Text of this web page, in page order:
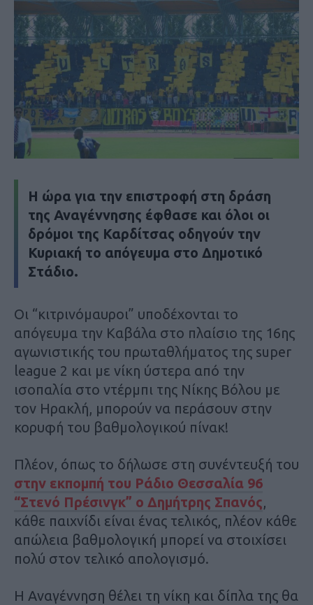
H ώρα για την επιστροφή στη δράση
της Αναγέννησης έφθασε και όλοι οι
δρόμοι της Καρδίτσας οδηγούν την
Κυριακή το απόγευμα στο Δημοτικό
Στάδιο.
Οι “κιτρινόμαυροι” υποδέχονται το
απόγευμα την Καβάλα στο πλαίσιο της 16ης
αγωνιστικής του πρωταθλήματος της super
league 2 και με νίκη ύστερα από την
ισοπαλία στο ντέρμπι της Νίκης Βόλου με
τον Ηρακλή, μπορούν να περάσουν στην
κορυφή του βαθμολογικού πίνακ!
Πλέον, όπως το δήλωσε στη συνέντευξή του
στην εκπομπή του Ράδιο Θεσσαλία 96
“Στενό Πρέσινγκ” ο Δημήτρης Σπανός,
κάθε παιχνίδι είναι ένας τελικός, πλέον κάθε
απώλεια βαθμολογική μπορεί να στοιχίσει
πολύ στον τελικό απολογισμό.
Η Αναγέννηση θέλει τη νίκη και δίπλα της θα